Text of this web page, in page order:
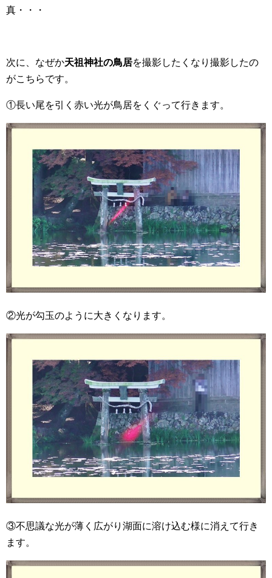
真・・・
次に、なぜか天祖神社の鳥居を撮影したくなり撮影したの
がこちらです。
①長い尾を引く赤い光が鳥居をくぐって行きます。
②光が勾玉のように大きくなります。
③不思議な光が薄く広がり湖面に溶け込む様に消えて行き
ます。